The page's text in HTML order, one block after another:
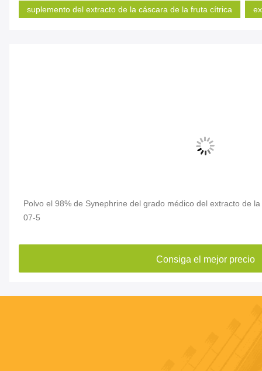
suplemento del extracto de la cáscara de la fruta cítrica
Polvo el 98% de Synephrine del grado médico del extracto de
07-5
Consiga el mejor precio